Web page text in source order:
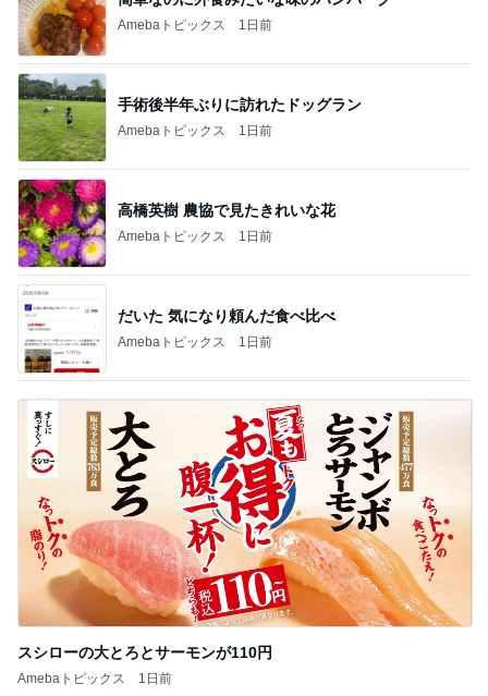
Amebaトピックス 1日前
手術後半年ぶりに訪れたドッグラン
Amebaトピックス 1日前
高橋英樹 農協で見たきれいな花
Amebaトピックス 1日前
だいた 気になり頼んだ食べ比べ
Amebaトピックス 1日前
スシローの大とろとサーモンが110円
Amebaトピックス 1日前